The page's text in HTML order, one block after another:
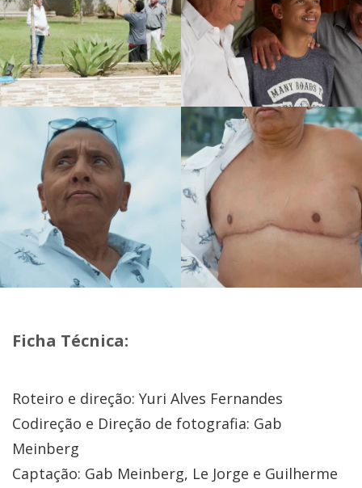
Ficha Técnica:
Roteiro e direção: Yuri Alves Fernandes
Codireção e Direção de fotografia: Gab
Meinberg
Captação: Gab Meinberg, Le Jorge e Guilherme